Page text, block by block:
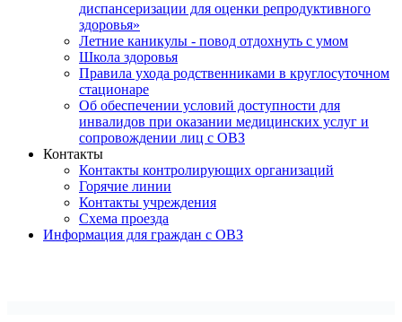
диспансеризации для оценки репродуктивного
здоровья»
Летние каникулы - повод отдохнуть с умом
Школа здоровья
Правила ухода родственниками в круглосуточном
стационаре
Об обеспечении условий доступности для
инвалидов при оказании медицинских услуг и
сопровождении лиц с ОВЗ
Контакты
Контакты контролирующих организаций
Горячие линии
Контакты учреждения
Схема проезда
Информация для граждан с ОВЗ